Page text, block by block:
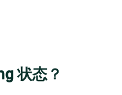
状态？